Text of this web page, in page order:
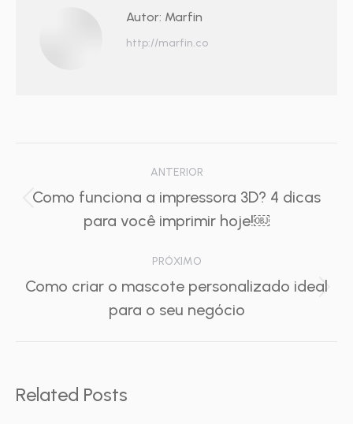
Autor: Marfin
http://marfin.co
de
ANTERIOR
Post
anterior:
Como funciona a impressora 3D? 4 dicas
para você imprimir hoje!￼
PRÓXIMO
Próximo
post:
Como criar o mascote personalizado ideal
para o seu negócio
Related Posts